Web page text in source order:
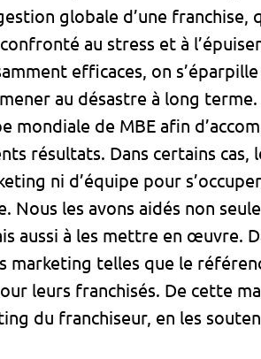
globale d’une franchise,
au stress et à
efficaces, on
au désastre à long
mondiale de MBE afin
résultats. Dans certains
ni d’équipe pour
Nous les avons aidés non
aussi à les mettre en œuvre.
marketing telles que le
leurs franchisés. De cette
du franchiseur, en les